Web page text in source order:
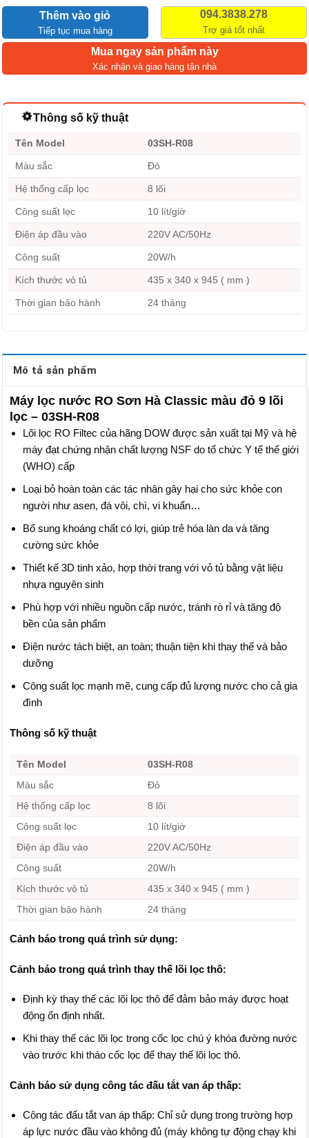
Thêm vào giỏ
Tiếp tục mua hàng
094.3838.278
Trợ giá tốt nhất
Mua ngay sản phẩm này
Xác nhận và giao hàng tận nhà
Thông số kỹ thuật
Tên Model 03SH-R08
Màu sắc Đỏ
Hệ thống cấp lọc 8 lõi
Công suất lọc 10 lít/giờ
Điện áp đầu vào 220V AC/50Hz
Công suất 20W/h
Kích thước vỏ tủ 435 x 340 x 945 ( mm )
Thời gian bảo hành 24 tháng
Mô tả sản phẩm
Máy lọc nước RO Sơn Hà Classic màu đỏ 9 lõi
lọc – 03SH-R08
Lõi lọc RO Filtec của hãng DOW được sản xuất tại Mỹ và hệ
máy đạt chứng nhận chất lượng NSF do tổ chức Y tế thế giới
(WHO) cấp
Loại bỏ hoàn toàn các tác nhân gây hại cho sức khỏe con
người như asen, đá vôi, chì, vi khuẩn…
Bổ sung khoáng chất có lợi, giúp trẻ hóa làn da và tăng
cường sức khỏe
Thiết kế 3D tinh xảo, hợp thời trang với vỏ tủ bằng vật liệu
nhựa nguyên sinh
Phù hợp với nhiều nguồn cấp nước, tránh rò rỉ và tăng độ
bền của sản phẩm
Điện nước tách biệt, an toàn; thuận tiện khi thay thế và bảo
dưỡng
Công suất lọc mạnh mẽ, cung cấp đủ lượng nước cho cả gia
đình
Thông số kỹ thuật
Tên Model
03SH-R08
Màu sắc
Đỏ
Hệ thống cấp lọc
8 lõi
Công suất lọc
10 lít/giờ
Điện áp đầu vào
220V AC/50Hz
Công suất
20W/h
Kích thước vỏ tủ
435 x 340 x 945 ( mm )
Thời gian bảo hành
24 tháng
Cảnh báo trong quá trình sử dụng:
Cảnh báo trong quá trình thay thế lõi lọc thô:
Định kỳ thay thế các lõi lọc thô để đảm bảo máy được hoạt
động ổn định nhất.
Khi thay thế các lõi lọc trong cốc lọc chú ý khóa đường nước
vào trước khi tháo cốc lọc để thay thế lõi lọc thô.
Cảnh báo sử dụng công tác đấu tắt van áp thấp:
Công tác đấu tắt van áp thấp: Chỉ sử dụng trong trường hợp
áp lực nước đầu vào không đủ (máy không tự động chạy khi